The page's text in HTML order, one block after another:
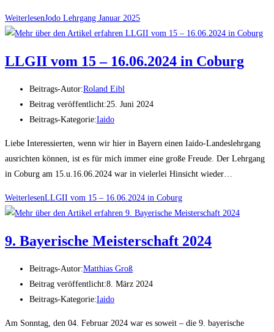
WeiterlesenJodo Lehrgang Januar 2025
LLGII vom 15 – 16.06.2024 in Coburg
Beitrags-Autor:Roland Eibl
Beitrag veröffentlicht:25. Juni 2024
Beitrags-Kategorie:Iaido
Liebe Interessierten, wenn wir hier in Bayern einen Iaido-Landeslehrgang
ausrichten können, ist es für mich immer eine große Freude. Der Lehrgang
in Coburg am 15.u.16.06.2024 war in vielerlei Hinsicht wieder…
WeiterlesenLLGII vom 15 – 16.06.2024 in Coburg
9. Bayerische Meisterschaft 2024
Beitrags-Autor:Matthias Groß
Beitrag veröffentlicht:8. März 2024
Beitrags-Kategorie:Iaido
Am Sonntag, den 04. Februar 2024 war es soweit – die 9. bayerische